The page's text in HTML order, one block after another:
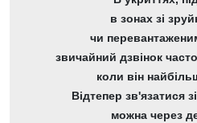
в зонах зі
чи
звичайний дзвінок
коли він
Відтепер зв'язатися
можна через